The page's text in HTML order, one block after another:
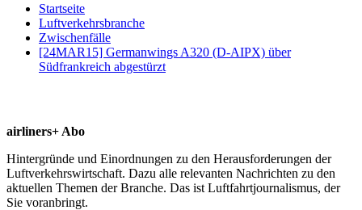
Startseite
Luftverkehrsbranche
Zwischenfälle
[24MAR15] Germanwings A320 (D-AIPX) über
Südfrankreich abgestürzt
airliners+ Abo
Hintergründe und Einordnungen zu den Herausforderungen der
Luftverkehrswirtschaft. Dazu alle relevanten Nachrichten zu den
aktuellen Themen der Branche. Das ist Luftfahrtjournalismus, der
Sie voranbringt.